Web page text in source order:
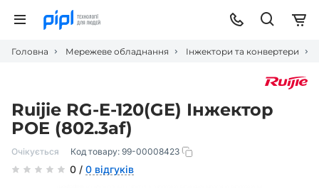
Головна Мережеве обладнання Інжектори та конвертери
Ruijie RG-E-120(GE) Інжектор
POE (802.3af)
Очікується Код товару: 99-00008423
0 / 0 відгуків